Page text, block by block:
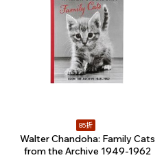
85折
Walter Chandoha: Family Cats
from the Archive 1949-1962